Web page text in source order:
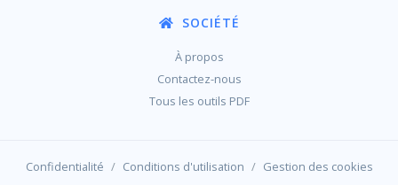
SOCIÉTÉ
À propos
Contactez-nous
Tous les outils PDF
Confidentialité / Conditions d'utilisation / Gestion des cookies